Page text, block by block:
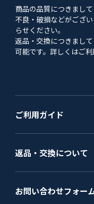
商品の品質につきまし
不良・破損などがござ
らせください。
返品・交換につきまし
可能です。詳しくはご
ご利用ガイド
返品・交換について
お問い合わせフォー